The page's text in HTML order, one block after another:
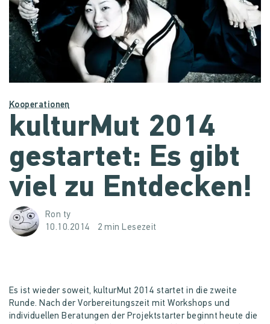
Kooperationen
kulturMut 2014
gestartet: Es gibt
viel zu Entdecken!
Ron ty
10.10.2014
2 min Lesezeit
Es ist wieder soweit, kulturMut 2014 startet in die zweite
Runde. Nach der Vorbereitungszeit mit Workshops und
individuellen Beratungen der Projektstarter beginnt heute die